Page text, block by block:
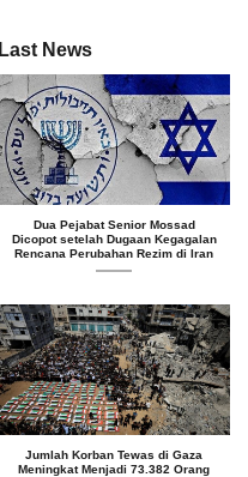
Last News
Dua Pejabat Senior Mossad
Dicopot setelah Dugaan Kegagalan
Rencana Perubahan Rezim di Iran
Jumlah Korban Tewas di Gaza
Meningkat Menjadi 73.382 Orang